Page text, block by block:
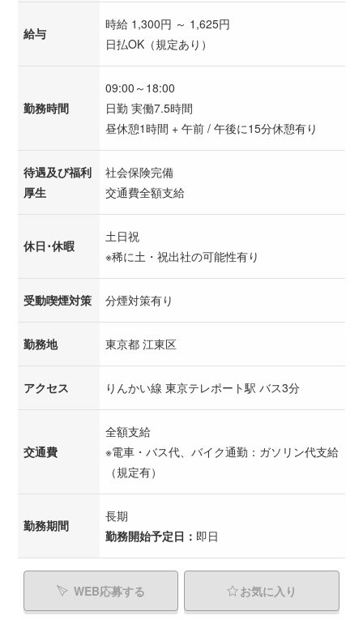
給与
時給 1,300円 ～ 1,625円
日払OK（規定あり）
勤務時間
09:00～18:00
日勤 実働7.5時間
昼休憩1時間 + 午前 / 午後に15分休憩有り
待遇及び福利
厚生
社会保険完備
交通費全額支給
休日･休暇
土日祝
※稀に土・祝出社の可能性有り
受動喫煙対策 分煙対策有り
勤務地 東京都 江東区
アクセス りんかい線 東京テレポート駅 バス3分
交通費
全額支給
※電車・バス代、バイク通勤：ガソリン代支給
（規定有）
勤務期間
長期
勤務開始予定日： 即日
WEB応募する お気に入り